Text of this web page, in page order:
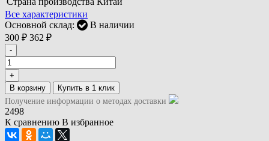
Все характеристики
Основной склад:
В наличии
300 ₽ 362 ₽
-
+
В корзину
Получение информации о методах доставки
2498
К сравнению В избранное